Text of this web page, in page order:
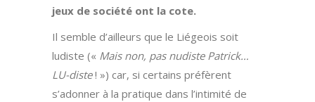
jeux de société ont la cote.
Il semble d’ailleurs que le Liégeois soit
ludiste (« Mais non, pas nudiste Patrick…
LU-diste! ») car, si certains préfèrent
s’adonner à la pratique dans l’intimité de